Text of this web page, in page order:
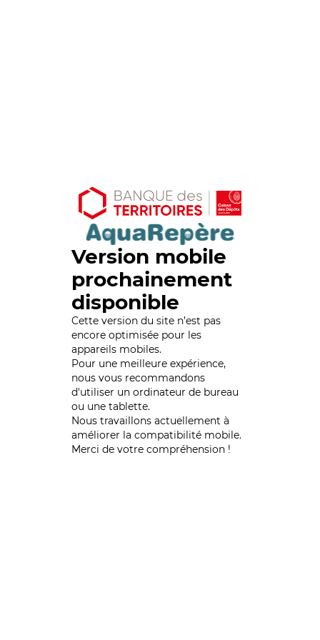
Version mobile
prochainement
disponible
Cette version du site n’est pas
encore optimisée pour les
appareils mobiles.
Pour une meilleure expérience,
nous vous recommandons
d'utiliser un ordinateur de bureau
ou une tablette.
Nous travaillons actuellement à
améliorer la compatibilité mobile.
Merci de votre compréhension !